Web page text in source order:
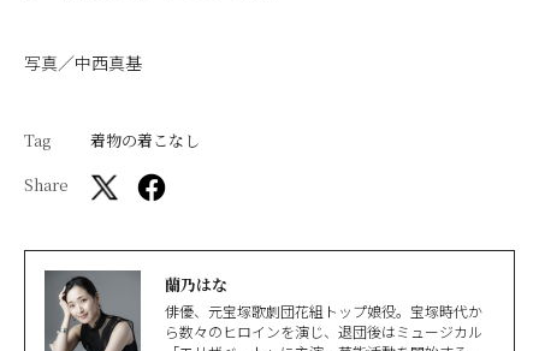
写真／中西真基
Tag
着物の着こなし
Share
蘭乃はな
俳優、元宝塚歌劇団花組トップ娘役。宝塚時代か
ら数々のヒロインを演じ、退団後はミュージカル